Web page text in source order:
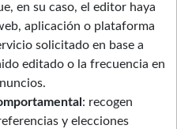
en su caso, el editor haya
aplicación o plataforma
solicitado en base a
editado o la frecuencia en
: recogen
y elecciones